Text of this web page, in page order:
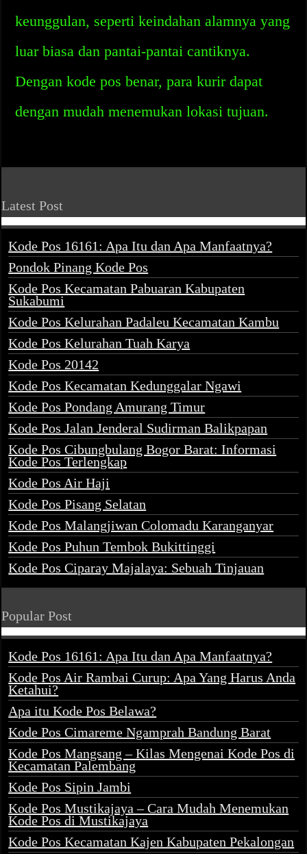
keunggulan, seperti keindahan alamnya yang
luar biasa dan pantai-pantai cantiknya.
Dengan kode pos benar, para kurir dapat
dengan mudah menemukan lokasi tujuan.
Latest Post
Kode Pos 16161: Apa Itu dan Apa Manfaatnya?
Pondok Pinang Kode Pos
Kode Pos Kecamatan Pabuaran Kabupaten
Sukabumi
Kode Pos Kelurahan Padaleu Kecamatan Kambu
Kode Pos Kelurahan Tuah Karya
Kode Pos 20142
Kode Pos Kecamatan Kedunggalar Ngawi
Kode Pos Pondang Amurang Timur
Kode Pos Jalan Jenderal Sudirman Balikpapan
Kode Pos Cibungbulang Bogor Barat: Informasi
Kode Pos Terlengkap
Kode Pos Air Haji
Kode Pos Pisang Selatan
Kode Pos Malangjiwan Colomadu Karanganyar
Kode Pos Puhun Tembok Bukittinggi
Kode Pos Ciparay Majalaya: Sebuah Tinjauan
Popular Post
Kode Pos 16161: Apa Itu dan Apa Manfaatnya?
Kode Pos Air Rambai Curup: Apa Yang Harus Anda
Ketahui?
Apa itu Kode Pos Belawa?
Kode Pos Cimareme Ngamprah Bandung Barat
Kode Pos Mangsang – Kilas Mengenai Kode Pos di
Kecamatan Palembang
Kode Pos Sipin Jambi
Kode Pos Mustikajaya – Cara Mudah Menemukan
Kode Pos di Mustikajaya
Kode Pos Kecamatan Kajen Kabupaten Pekalongan